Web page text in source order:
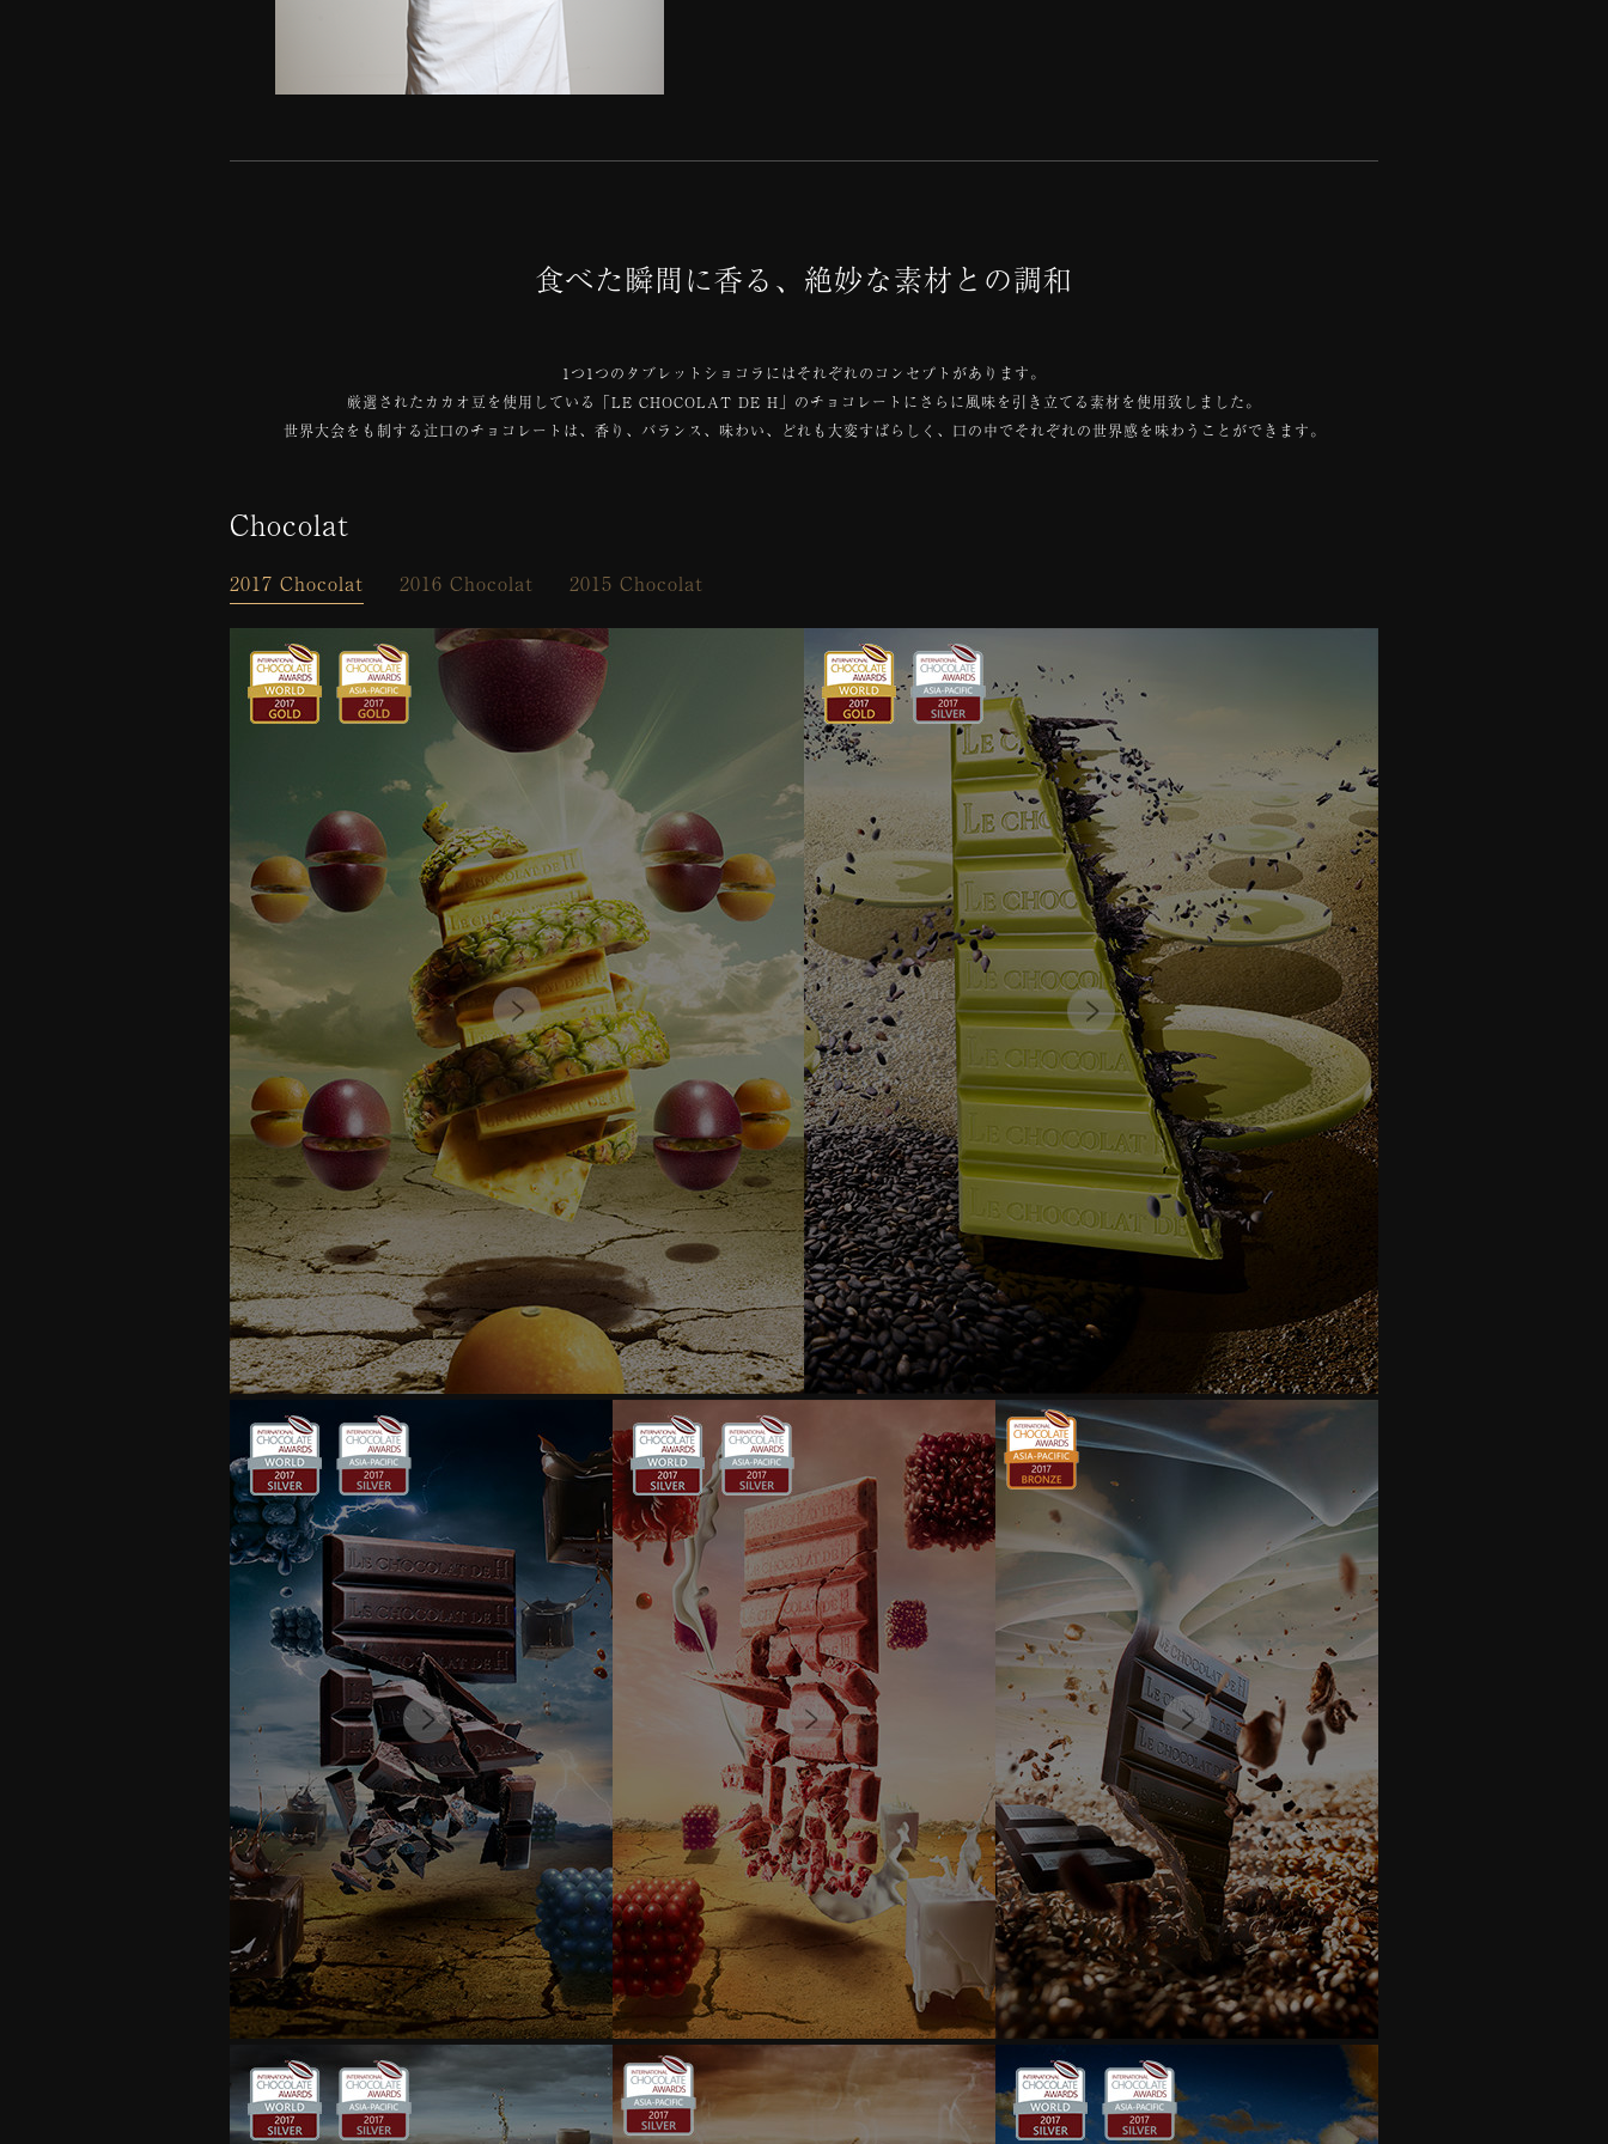
食べた瞬間に香る、絶妙な素材との調和
1つ1つのタブレットショコラにはそれぞれのコンセプトがあります。
厳選されたカカオ豆を使用している「LE CHOCOLAT DE H」のチョコレートにさらに風味を引き立てる素材を使用致しました。
世界大会をも制する辻󠄀口のチョコレートは、香り、バランス、味わい、どれも大変すばらしく、口の中でそれぞれの世界感を味わうことができます。
Chocolat
2017 Chocolat 2016 Chocolat 2015 Chocolat